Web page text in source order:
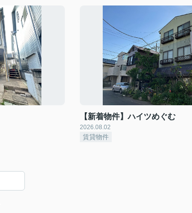
【新着物件】ハイツめぐむ
2026.08.02
賃貸物件